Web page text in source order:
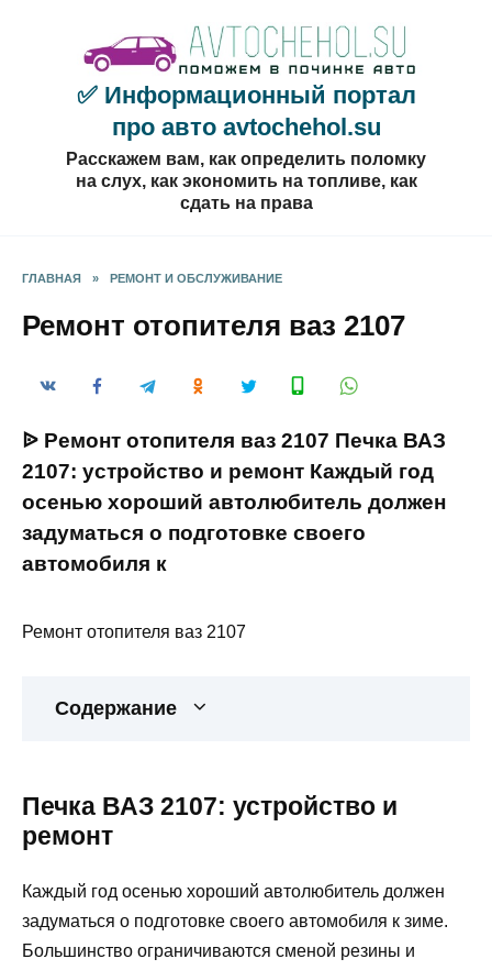
содержанию
✅ Информационный портал
про авто avtochehol.su
Расскажем вам, как определить поломку
на слух, как экономить на топливе, как
сдать на права
ГЛАВНАЯ » РЕМОНТ И ОБСЛУЖИВАНИЕ
Ремонт отопителя ваз 2107
ᐉ Ремонт отопителя ваз 2107 Печка ВАЗ
2107: устройство и ремонт Каждый год
осенью хороший автолюбитель должен
задуматься о подготовке своего
автомобиля к
Ремонт отопителя ваз 2107
Содержание
Печка ВАЗ 2107: устройство и
ремонт
Каждый год осенью хороший автолюбитель должен
задуматься о подготовке своего автомобиля к зиме.
Большинство ограничиваются сменой резины и